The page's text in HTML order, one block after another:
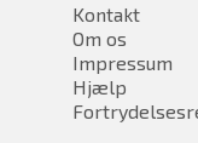
Kontakt
Om os
Impressum
Hjælp